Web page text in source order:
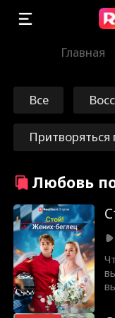
Главная
Все
Притворяться
Искупление
Маршал/
Токсичный
БДСМ
Любовь